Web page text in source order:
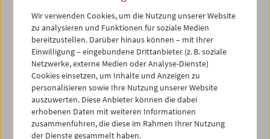
Vorstellungen.
VALIE EXPORT
Kurzfilme von VALIE EXPORT am 13.12.2021 (18.30)
Unsichtbare Gegner am 13.12.2021 (21.00)
BILLY WILDER
A Foreign Affairam 18.12.2021 (18.30)
Witness for the Prosecutionam 18.12.2021 (21.00)
Wir verwenden Cookies, um die Nutzung unserer Website
zu analysieren und Funktionen für soziale Medien
bereitzustellen. Darüber hinaus können – mit Ihrer
Einwilligung – eingebundene Drittanbieter (z. B. soziale
Netzwerke, externe Medien oder Analyse-Dienste)
Cookies einsetzen, um Inhalte und Anzeigen zu
personalisieren sowie Ihre Nutzung unserer Website
auszuwerten. Diese Anbieter können die dabei
erhobenen Daten mit weiteren Informationen
zusammenführen, die diese im Rahmen Ihrer Nutzung
der Dienste gesammelt haben.